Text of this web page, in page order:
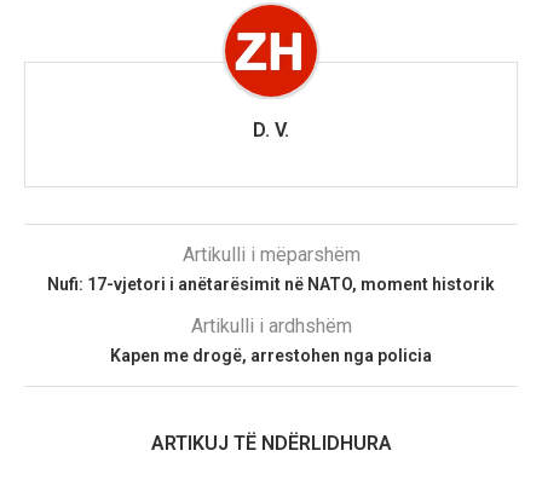
D. V.
Artikulli i mëparshëm
Nufi: 17-vjetori i anëtarësimit në NATO, moment historik
Artikulli i ardhshëm
Kapen me drogë, arrestohen nga policia
ARTIKUJ TË NDËRLIDHURA